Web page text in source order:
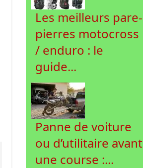
Les meilleurs pare-
pierres motocross
/ enduro : le
guide...
Panne de voiture
ou d’utilitaire avant
une course :...